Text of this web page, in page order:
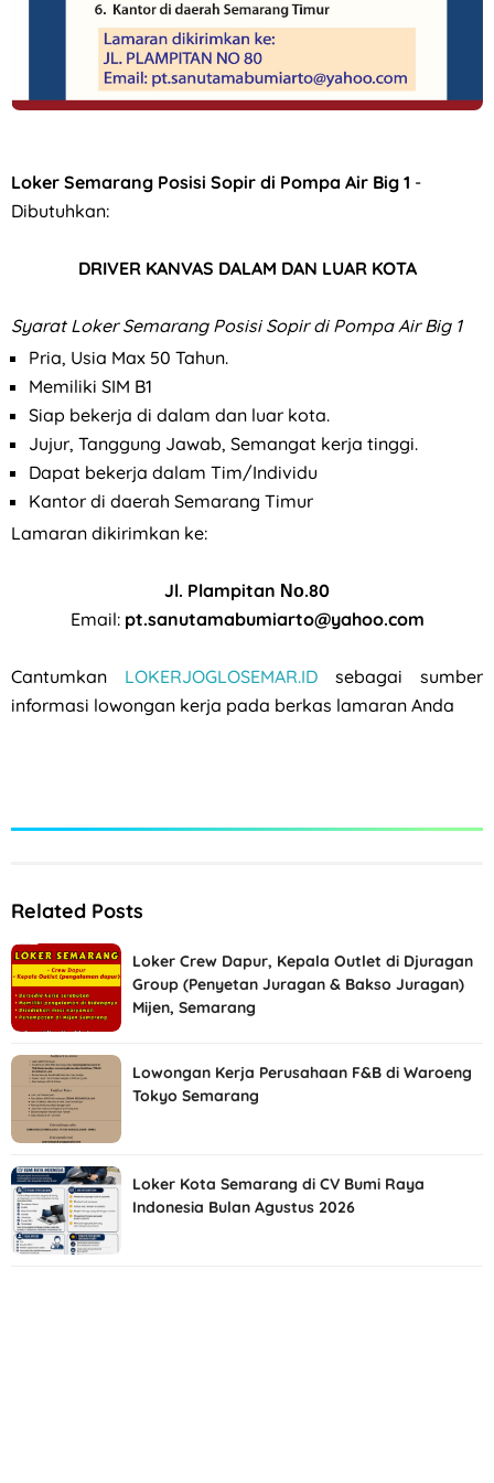
Loker Solo Raya di Kontraktor & Developer PT Cakrawala
Loker Semarang Posisi Sopir di Pompa Air Big 1 -
Dibutuhkan:
DRIVER KANVAS DALAM DAN LUAR KOTA
Syarat Loker Semarang Posisi Sopir di Pompa Air Big 1
Pria, Usia Max 50 Tahun.
Memiliki SIM B1
Siap bekerja di dalam dan luar kota.
Jujur, Tanggung Jawab, Semangat kerja tinggi.
Dapat bekerja dalam Tim/Individu
Kantor di daerah Semarang Timur
Lamaran dikirimkan ke:
Jl. Plampitan Νο.80
Email: pt.sanutamabumiarto@yahoo.com
Cantumkan LOKERJOGLOSEMAR.ID sebagai sumber
informasi lowongan kerja pada berkas lamaran Anda
Related Posts
Loker Crew Dapur, Kepala Outlet di Djuragan
Group (Penyetan Juragan & Bakso Juragan)
Mijen, Semarang
Lowongan Kerja Perusahaan F&B di Waroeng
Tokyo Semarang
Loker Kota Semarang di CV Bumi Raya
Indonesia Bulan Agustus 2026